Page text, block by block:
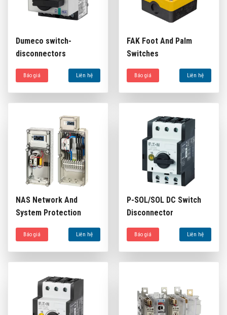
Dumeco switch-
disconnectors
Báo giá Liên hệ
FAK Foot And Palm
Switches
Báo giá Liên hệ
NAS Network And
System Protection
Báo giá Liên hệ
P-SOL/SOL DC Switch
Disconnector
Báo giá Liên hệ